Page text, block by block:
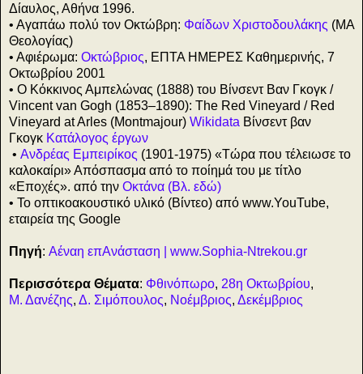
Δίαυλος, Αθήνα 1996.
• Αγαπάω πολύ τον Οκτώβρη: Φαίδων Χριστοδουλάκης (MA
Θεολογίας)
• Αφιέρωμα: Οκτώβριος, ΕΠΤΑ ΗΜΕΡΕΣ Καθημερινής, 7
Οκτωβρίου 2001
• Ο Κόκκινος Αμπελώνας (1888) του Βίνσεντ Βαν Γκογκ /
Vincent van Gogh (1853–1890): The Red Vineyard / Red
Vineyard at Arles (Montmajour) Wikidata Βίνσεντ βαν
Γκογκ Κατάλογος έργων
• Ανδρέας Εμπειρίκος (1901-1975) «Τώρα που τέλειωσε το
καλοκαίρι» Απόσπασμα από το ποίημά του με τίτλο
«Εποχές». από την Οκτάνα (Βλ. εδώ)
• Το οπτικοακουστικό υλικό (Βίντεο) από www.YouTube,
εταιρεία της Google
Πηγή: Αέναη επΑνάσταση | www.Sophia-Ntrekou.gr
Περισσότερα Θέματα: Φθινόπωρο, 28η Οκτωβρίου,
Μ. Δανέζης, Δ. Σιμόπουλος, Νοέμβριος, Δεκέμβριος